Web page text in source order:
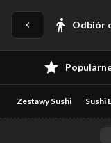
Odbiór
Zestawy Sushi Sushi